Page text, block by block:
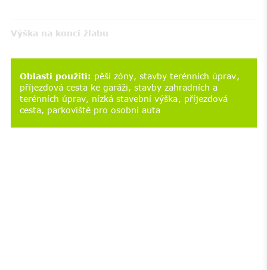
Výška na konci žlabu
Oblasti použití: pěší zóny stavby terénních úprav
příjezdová cesta ke garáži stavby zahradních a
terénních úprav nízká stavební výška příjezdová
cesta parkoviště pro osobní auta